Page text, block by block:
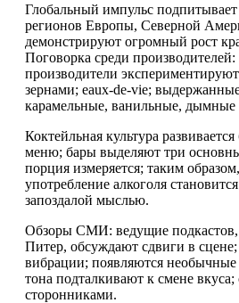
Глобальный импульс
регионов Европы, Северной
демонстрируют огромный рост
Поговорка среди
производители
зернами; eaux-de-vie;
карамельные, ванильные, дымные
Коктейльная культура
меню; бары выделяют три
порция измеряется; таким
употребление алкоголя
запоздалой мыслью.
Обзоры СМИ: ведущие подкастов,
Питер, обсуждают сдвиги в
вибрации; появляются
тона подталкивают к смене вкуса;
сторонниками.